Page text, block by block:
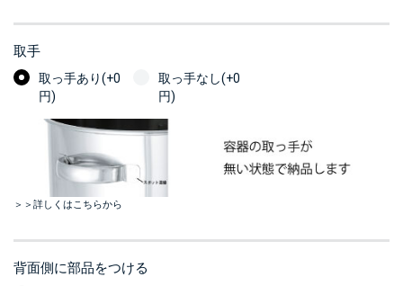
取手
取っ手あり(+0
円)
取っ手なし(+0
円)
＞＞詳しくはこちらから
背面側に部品をつける